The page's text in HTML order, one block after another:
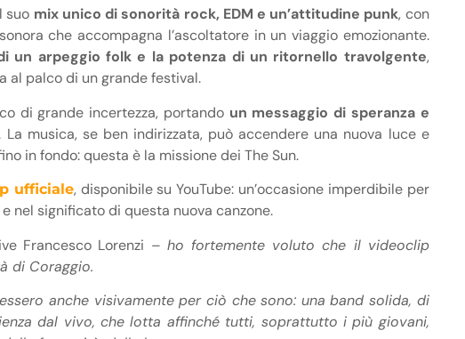
suo mix unico di sonorità rock, EDM e un’attitudine punk, con
che accompagna l’ascoltatore in un viaggio emozionante.
un arpeggio folk e la potenza di un ritornello travolgente,
al palco di un grande festival.
di grande incertezza, portando un messaggio di speranza e
La musica, se ben indirizzata, può accendere una nuova luce e
in fondo: questa è la missione dei The Sun.
ufficiale, disponibile su YouTube: un’occasione imperdibile per
nel significato di questa nuova canzone.
Francesco Lorenzi – ho fortemente voluto che il videoclip
di Coraggio.
anche visivamente per ciò che sono: una band solida, di
dal vivo, che lotta affinché tutti, soprattutto i più giovani,